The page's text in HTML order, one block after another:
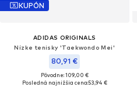
KUPÓN
ADIDAS ORIGINALS
Nízke tenisky 'Taekwondo Mei'
80,91 €
Pôvodne: 109,00 €
Posledná najnižšia cena:53,94 €